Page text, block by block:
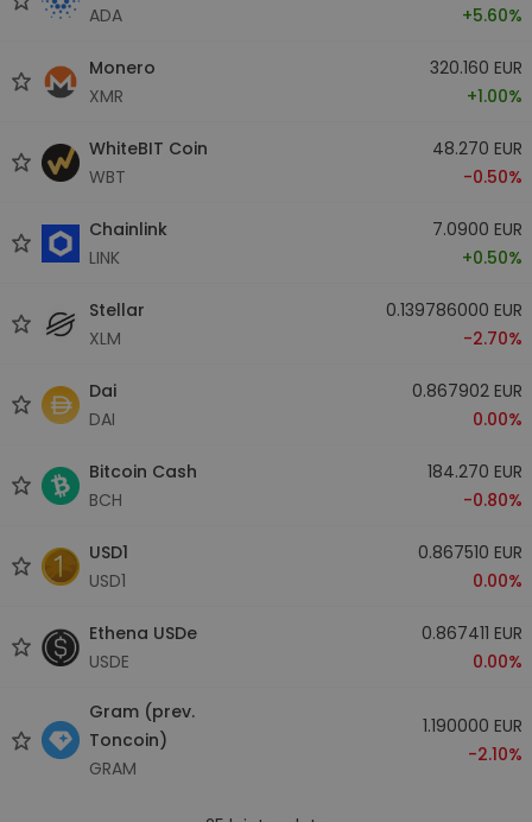
ADA
+5.60%
Monero
XMR
320.160 EUR
+1.00%
WhiteBIT Coin
WBT
48.270 EUR
-0.50%
Chainlink
LINK
7.0900 EUR
+0.50%
Stellar
XLM
0.139786000 EUR
-2.70%
Dai
DAI
0.867902 EUR
0.00%
Bitcoin Cash
BCH
184.270 EUR
-0.80%
USD1
USD1
0.867510 EUR
0.00%
Ethena USDe
USDE
0.867411 EUR
0.00%
Gram (prev.
Toncoin)
GRAM
1.190000 EUR
-2.10%